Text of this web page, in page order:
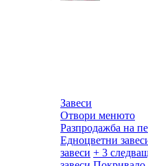
Завеси
Отвори менюто
Разпродажба на
Едноцветни
завеси + 3